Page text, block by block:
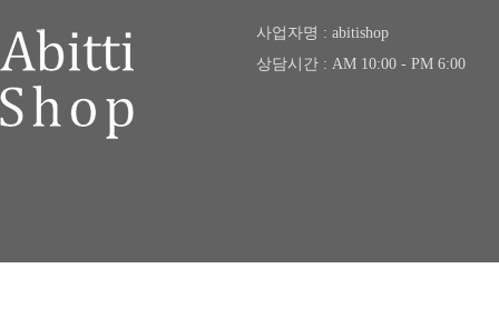
사업자명 : abitishop
상담시간 : AM 10:00 - PM 6:00